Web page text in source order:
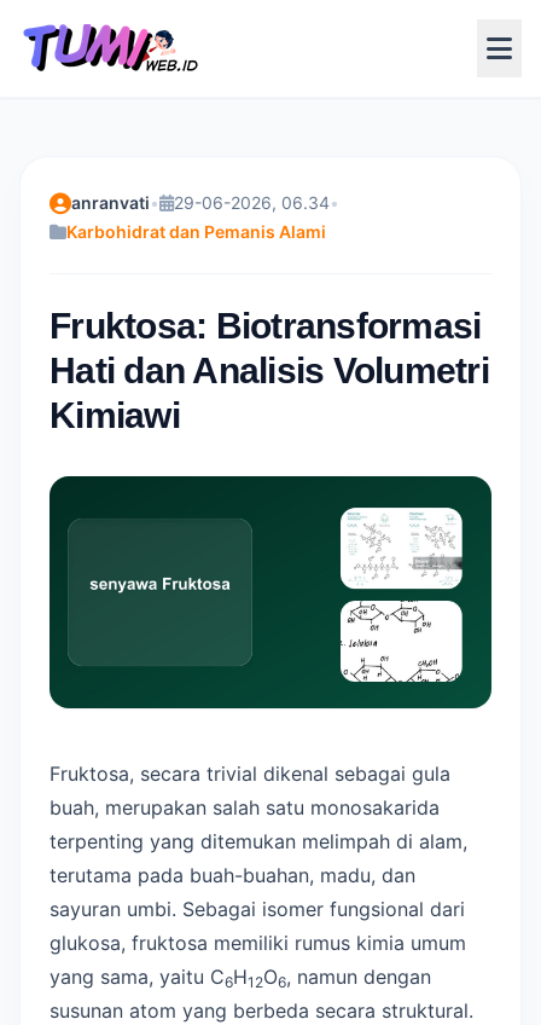
anranvati• 29-06-2026, 06.34•
Karbohidrat dan Pemanis Alami
Fruktosa: Biotransformasi
Hati dan Analisis Volumetri
Kimiawi
Fruktosa, secara trivial dikenal sebagai gula
buah, merupakan salah satu monosakarida
terpenting yang ditemukan melimpah di alam,
terutama pada buah-buahan, madu, dan
sayuran umbi. Sebagai isomer fungsional dari
glukosa, fruktosa memiliki rumus kimia umum
yang sama, yaitu C6H12O6, namun dengan
susunan atom yang berbeda secara struktural.